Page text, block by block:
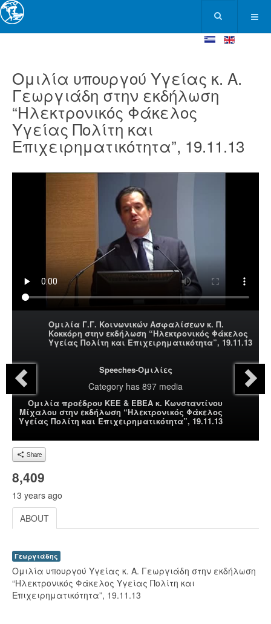
Ομιλία υπουργού Υγείας κ. Α.
Γεωργιάδη στην εκδήλωση
“Ηλεκτρονικός Φάκελος
Υγείας Πολίτη και
Επιχειρηματικότητα”, 19.11.13
Ομιλία Γ.Γ. Κοινωνικών Ασφαλίσεων κ. Π.
Κοκκόρη στην εκδήλωση “Ηλεκτρονικός Φάκελος
Υγείας Πολίτη και Επιχειρηματικότητα”, 19.11.13
Speeches-Ομιλίες
Category has 897 media
Ομιλία προέδρου ΚΕΕ & ΕΒΕΑ κ. Κωνσταντίνου
Μίχαλου στην εκδήλωση “Ηλεκτρονικός Φάκελος
Υγείας Πολίτη και Επιχειρηματικότητα”, 19.11.13
Share
8,409
13 years ago
ABOUT
Γεωργιάδης
Ομιλία υπουργού Υγείας κ. Α. Γεωργιάδη στην εκδήλωση
“Ηλεκτρονικός Φάκελος Υγείας Πολίτη και
Επιχειρηματικότητα”, 19.11.13